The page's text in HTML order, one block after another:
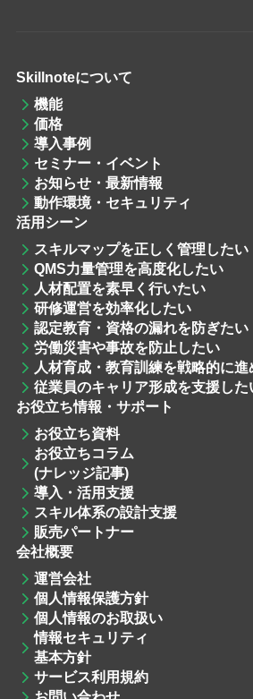
Skillnoteについて
機能
価格
導入事例
セミナー・イベント
お知らせ・最新情報
動作環境・セキュリティ
活用シーン
スキルマップを正しく管理したい
QMS力量管理を高度化したい
人材配置を素早く行いたい
研修運営を効率化したい
認定教育・資格の漏れを防ぎたい
労働災害や事故を防止したい
人材育成・教育訓練を戦略的に進
従業員のキャリア形成を支援した
お役立ち情報・サポート
お役立ち資料
お役立ちコラム
(ナレッジ記事)
導入・活用支援
スキル体系の設計支援
販売パートナー
会社概要
運営会社
個人情報保護方針
個人情報のお取扱い
情報セキュリティ
基本方針
サービス利用規約